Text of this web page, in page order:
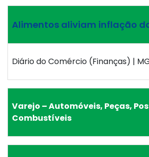
Alimentos aliviam inflação
Diário do Comércio (Finanças) |
Varejo – Automóveis, Peças,
Combustíveis